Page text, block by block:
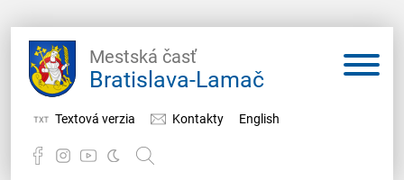
Mestská časť
Bratislava-Lamač
Textová verzia Kontakty English